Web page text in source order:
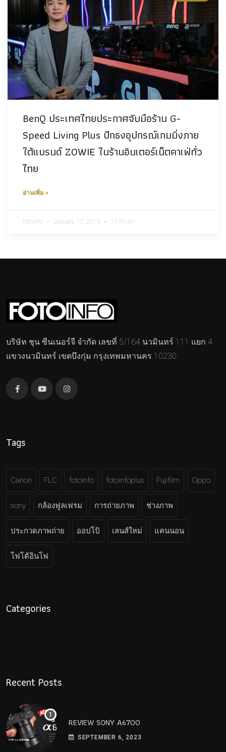
BenQ ประเทศไทยประกาศจับมือร้าน G-
Speed Living Plus ปักธงอุปกรณ์เกมมิ่งภาย
ใต้แบรนด์ ZOWIE ในร้านอินเตอร์เน็ตคาเฟ่ทั่ว
ไทย
อ่านเพิ่ม »
fotoinfo January 17, 2019 11:30 am
บริษัท ชุน ซีนเนอร์จี จำกัด เลขที่ 5/164 นวมินทร์ 111 แยก 4
แขวงนวมินทร์ เขตบึงกุ่ม กรุงเทพมหานคร 10230
Tags
Canon FLC fotoinfo fotoinfoplus Fujifilm Oppo
sony กล้องฟูลเฟรม การถ่ายภาพ ช่างภาพ
ประกวดภาพถ่าย ออปโป้ เลนส์ใหม่ แคนนอน
โฟโต้อินโฟ
Categories
Recent Posts
REVIEW SONY A6700
SEPTEMBER 6, 2023